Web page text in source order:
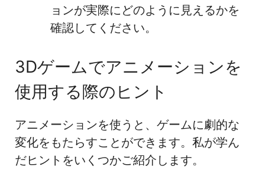
ョンが実際にどのように見えるかを
確認してください。
3Dゲームでアニメーションを
使用する際のヒント
アニメーションを使うと、ゲームに劇的な
変化をもたらすことができます。私が学ん
だヒントをいくつかご紹介します。